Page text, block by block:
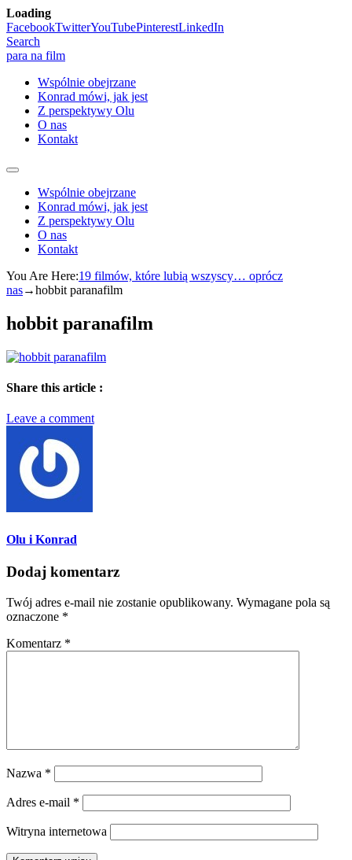
Loading
Skip
to
content
FacebookTwitterYouTubePinterestLinkedIn
Search
para na film
Wspólnie obejrzane
Konrad mówi, jak jest
Z perspektywy Olu
O nas
Kontakt
Wspólnie obejrzane
Konrad mówi, jak jest
Z perspektywy Olu
O nas
Kontakt
You Are Here:19 filmów, które lubią wszyscy… oprócz
nas→hobbit paranafilm
hobbit paranafilm
Share this article :
Leave a comment
Olu i Konrad
Dodaj komentarz
Twój adres e-mail nie zostanie opublikowany. Wymagane pola są
oznaczone *
Komentarz *
Nazwa *
Adres e-mail *
Witryna internetowa